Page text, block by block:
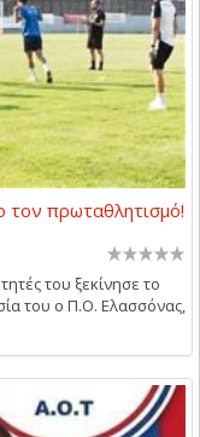
τον πρωταθλητισμό!
του ξεκίνησε το
του ο Π.Ο. Ελασσόνας,